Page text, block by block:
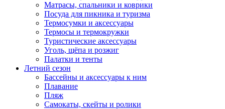
Матрасы, cпальники и коврики
Посуда для пикника и туризма
Термосумки и аксессуары
Термосы и термокружки
Туристические аксессуары
Уголь, щёпа и розжиг
Палатки и тенты
Летний сезон
Бассейны и аксессуары к ним
Плавание
Пляж
Самокаты, скейты и ролики